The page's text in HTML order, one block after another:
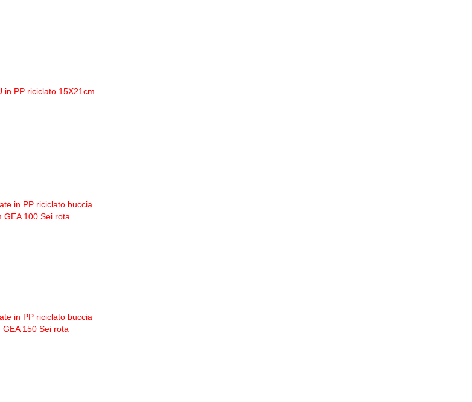
in PP riciclato 15X21cm
in PP riciclato buccia
GEA 100 Sei rota
in PP riciclato buccia
150 Sei rota